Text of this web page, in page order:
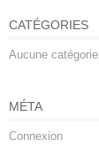
CATÉGORIES
Aucune catégorie
MÉTA
Connexion